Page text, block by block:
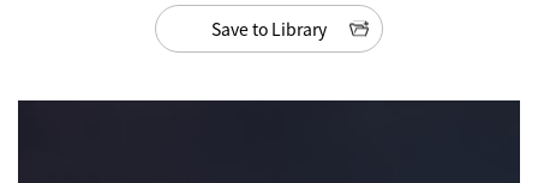
Save to Library